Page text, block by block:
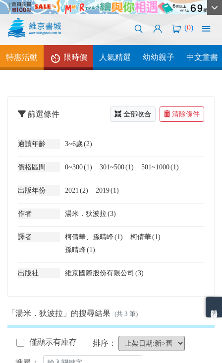
(0)
特惠活動 限時價 人氣精選 幼幼親子 中文童書
篩選條件 全部收合 清除條件
適讀年齡 3~6歲(2)
價格區間 0~300(1) 301~500(1) 501~1000(1)
出版年份 2021 (2) 2019(1)
作者 湯米．狄波拉(3)
譯者 柯倩華、孫晴峰(1) 柯倩華(1)
孫晴峰(1)
出版社 維京國際股份有限公司 (3)
「湯米．狄波拉」的搜尋結果 (共 3 筆)
僅顯示有庫存 排序：